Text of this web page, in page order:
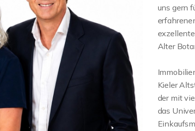
uns gern
Alter
Kieler
der mit
das